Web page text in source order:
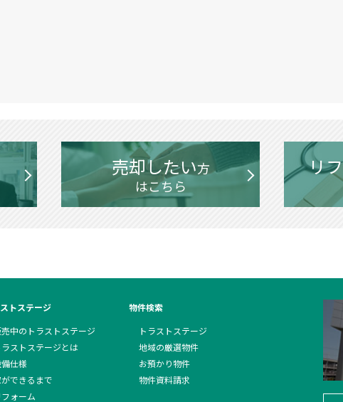
売却したい方
はこちら
リ
トステージ
売中のトラストステージ
ラストステージとは
仕様
ができるまで
フォーム
物件検索
トラストステージ
地域の厳選物件
お預かり物件
物件資料請求